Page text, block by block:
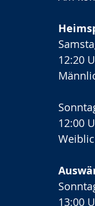
12:20
12:00
13:00